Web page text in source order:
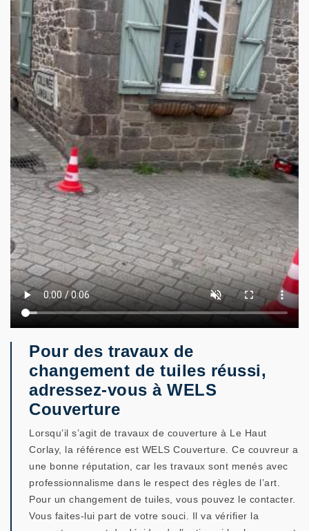
Pour des travaux de
changement de tuiles réussi,
adressez-vous à WELS
Couverture
Lorsqu’il s’agit de travaux de couverture à Le Haut
Corlay, la référence est WELS Couverture. Ce couvreur a
une bonne réputation, car les travaux sont menés avec
professionnalisme dans le respect des règles de l’art.
Pour un changement de tuiles, vous pouvez le contacter.
Vous faites-lui part de votre souci. Il va vérifier la